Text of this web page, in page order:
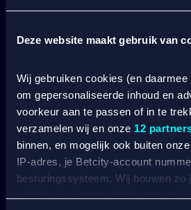
Deze website maakt gebruik van
Wij gebruiken cookies (en
om gepersonaliseerde inhoud en
voorkeur aan te passen of in te
verzamelen wij en onze 12
binnen, en mogelijk ook buiten
IP-adres, je Betcity-account
besturingssysteem. Wij bouwen
SPORT WELKOMSTBONUS
VERANTWOORD
BETCITY
Wedden op sport
Wedden op voetbal